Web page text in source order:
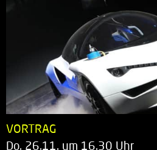
VORTRAG
Do. 26.11. um 16.30 Uhr